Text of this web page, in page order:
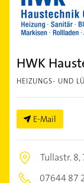
HWK
HEIZUNGS- UND
E-Mail
Tullastr. 8,
07644 87